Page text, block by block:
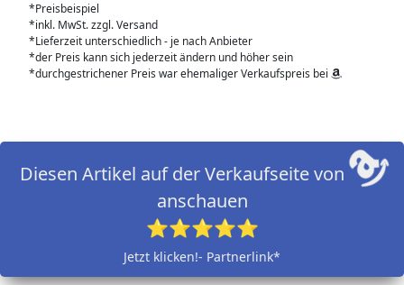
*Preisbeispiel
*inkl. MwSt. zzgl. Versand
*Lieferzeit unterschiedlich - je nach Anbieter
*der Preis kann sich jederzeit ändern und höher sein
*durchgestrichener Preis war ehemaliger Verkaufspreis bei
Diesen Artikel auf der Verkaufseite von
anschauen
⭐⭐⭐⭐⭐
Jetzt klicken!- Partnerlink*